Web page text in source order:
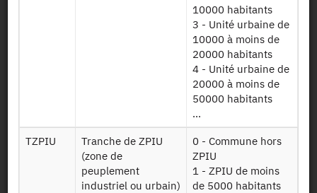
EEA : Annual Labour Force
EC - 2002, EC - 2001, EC - 2000, EC - 1997,
EC - 1996, EC - 1995, EC - 1993, EC - 1992, EC - 1989, EC -
1996, 1995, 1994, 1993, 1992, 1991, 1990, 1989, 1988,
1987, 1986, 1985, 1984, 1983, 1982, 1981, 1980, 1979,
1978, 1977, 1976, 1975, 1974, 1973, 1972, 1971, 1970,
1969, 1968, 1967, 1966, 1965, 1964, 1963, 1962
Request access
10000 habitants
3 - Unité urbaine de
10000 à moins de
20000 habitants
4 - Unité urbaine de
20000 à moins de
50000 habitants
...
TZPIU
Tranche de ZPIU
(zone de
peuplement
industriel ou urbain)
0 - Commune hors
ZPIU
1 - ZPIU de moins
de 5000 habitants